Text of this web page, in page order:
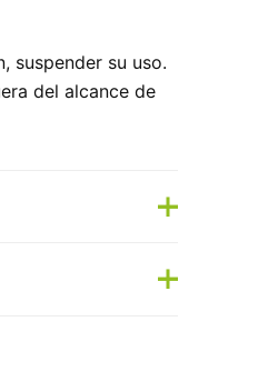
suspender su uso.
del alcance de